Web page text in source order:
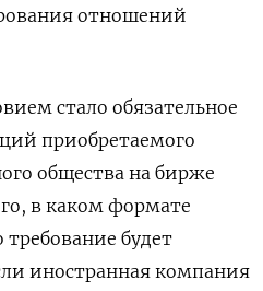
отношений
стало обязательное
приобретаемого
общества на бирже
в каком формате
требование будет
иностранная компания